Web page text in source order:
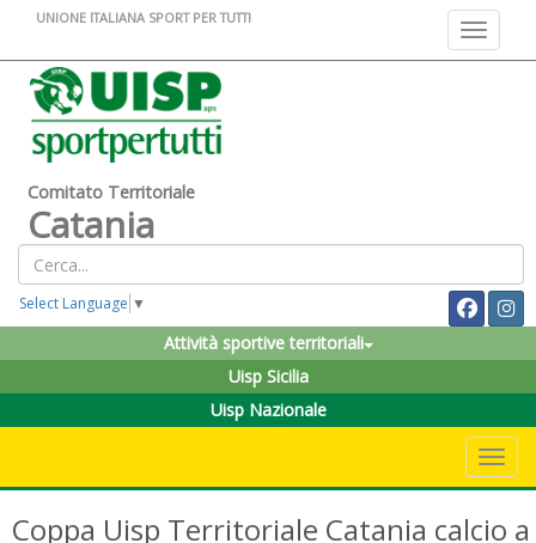
Toggle
UNIONE ITALIANA SPORT PER TUTTI
Comitato Territoriale
Catania
Select Language ▼
Attività sportive territoriali
Uisp Sicilia
Uisp Nazionale
Coppa Uisp Territoriale Catania calcio a